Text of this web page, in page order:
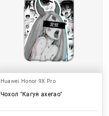
Huawei Honor 9X Pro
Чохол "Кагуя ахегао"